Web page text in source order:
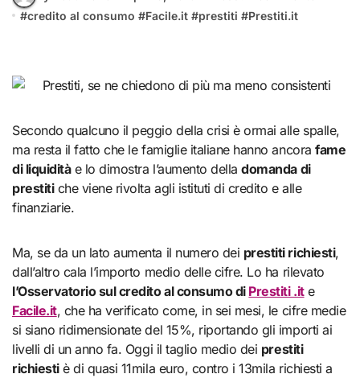
#credito al consumo #Facile.it #prestiti #Prestiti.it
Secondo qualcuno il peggio della crisi è ormai alle spalle,
ma resta il fatto che le famiglie italiane hanno ancorafame
di liquiditàe lo dimostra l’aumento delladomanda di
prestitiche viene rivolta agli istituti di credito e alle
finanziarie.
Ma, se da un lato aumenta il numero dei prestiti richiesti,
dall’altro cala l’importo medio delle cifre. Lo ha rilevato
l’Osservatorio sul credito al consumo di Prestiti .ite
Facile.it, che ha verificato come, in sei mesi, le cifre medie
si siano ridimensionate del 15%, riportando gli importi ai
livelli di un anno fa. Oggi il taglio medio dei prestiti
richiestiè di quasi 11mila euro, contro i 13mila richiesti a